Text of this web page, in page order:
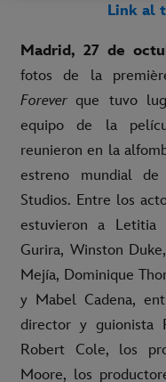
Link al
Madrid, 27 de
fotos de la
Foreverque tuvo
equipo de la
reunieron en la
estreno mundial
Studios. Entre los
estuvieron a Letitia
Gurira, Winston
Mejía, Dominique
y Mabel Cadena,
director y guionista
Robert Cole, los
Moore, los